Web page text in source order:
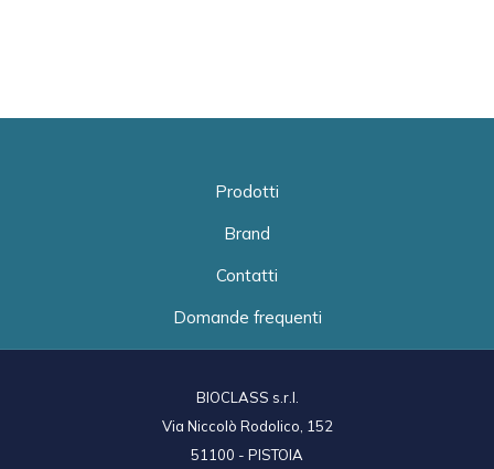
Prodotti
Brand
Contatti
Domande frequenti
BIOCLASS s.r.l.
Via Niccolò Rodolico, 152
51100 - PISTOIA